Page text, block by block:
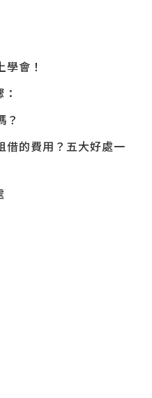
會！
？
借的費用？五大好處一